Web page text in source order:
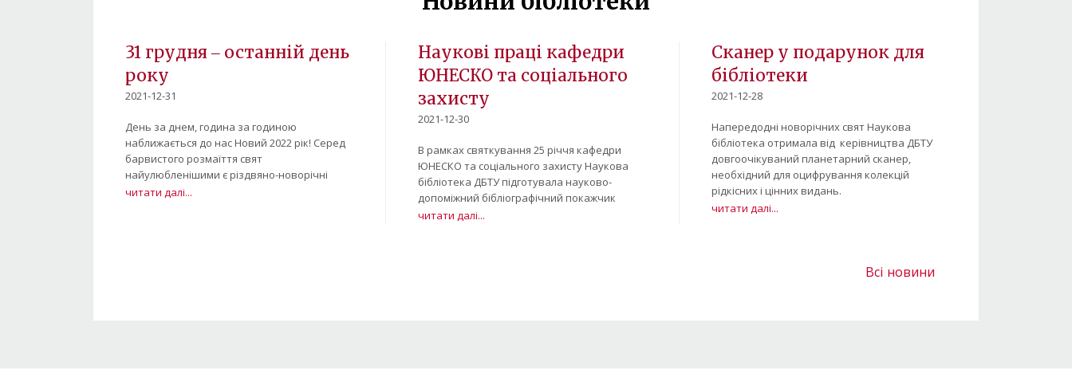
31 грудня ‒ останній день
року
2021-12-31
День за днем, година за годиною
наближається до нас Новий 2022 рік! Серед
барвистого розмаїття свят
найулюбленішими є різдвяно-новорічні
читати далі...
Наукові праці кафедри
ЮНЕСКО та соціального
захисту
2021-12-30
В рамках святкування 25 річчя кафедри
ЮНЕСКО та соціального захисту Наукова
бібліотека ДБТУ підготувала науково-
допоміжний бібліографічний покажчик
читати далі...
Сканер у подарунок для
бібліотеки
2021-12-28
Напередодні новорічних свят Наукова
бібліотека отримала від керівництва ДБТУ
довгоочікуваний планетарний сканер,
необхідний для оцифрування колекцій
рідкісних і цінних видань.
читати далі...
Всі новини